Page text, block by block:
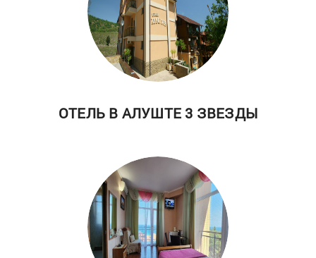
ОТЕЛЬ В АЛУШТЕ 3 ЗВЕЗДЫ